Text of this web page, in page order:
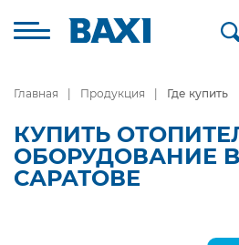
Главная Продукция Где купить
КУПИТЬ
ОБОРУДОВАНИЕ
САРАТОВЕ